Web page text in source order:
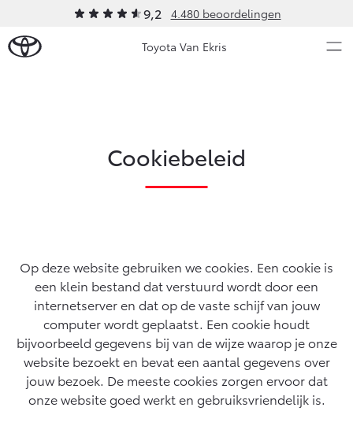
9,2 4.480 beoordelingen
Toyota Van Ekris
Vacatures
Klantbeoordelingen
Vanaf € 23.750,- Vanaf € 27.195,-
Yaris Cross
HYBRIDE
Urban Cruiser
BATTERIJ-ELEKTRISCH
Onderhoud
Service & Onderhoud
Werkplaatsafspraak
Onderhoud op Maat
Diensten
Private Lease
Zakelijk
Cookiebeleid
Op deze website gebruiken we cookies. Een cookie is
een klein bestand dat verstuurd wordt door een
internetserver en dat op de vaste schijf van jouw
computer wordt geplaatst. Een cookie houdt
bijvoorbeeld gegevens bij van de wijze waarop je onze
website bezoekt en bevat een aantal gegevens over
jouw bezoek. De meeste cookies zorgen ervoor dat
onze website goed werkt en gebruiksvriendelijk is.